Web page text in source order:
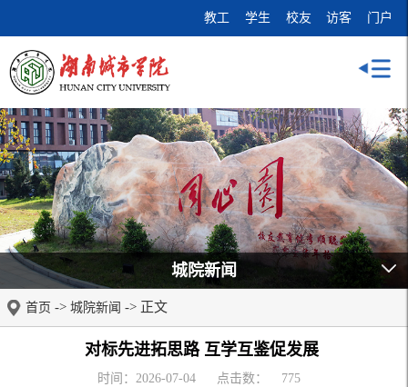
教工 学生 校友 访客 门户
城院新闻
首页 -> 城院新闻 -> 正文
对标先进拓思路 互学互鉴促发展 ​
时间：2026-07-04 点击数： 775